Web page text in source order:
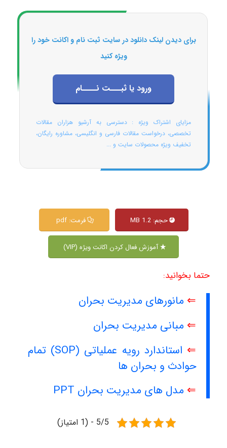
برای دیدن لینک دانلود در سایت ثبت نام و اکانت خود را
ویژه کنید
ورود یا ثبـــت نــــام
مزایای اشتراک ویژه : دسترسی به آرشیو هزاران مقالات
تخصصی، درخواست مقالات فارسی و انگلیسی، مشاوره رایگان،
تخفیف ویژه محصولات سایت و ...
حجم: 1.2 MB فرمت: pdf
آموزش فعال کردن اکانت ویژه (VIP)
حتما بخوانید:
⇐ مانورهای مدیریت بحران
⇐ مبانی مدیریت بحران
⇐
استاندارد رویه عملیاتی (SOP) تمام
حوادث و بحران ها
⇐ مدل های مدیریت بحران PPT
5/5 - (1 امتیاز)